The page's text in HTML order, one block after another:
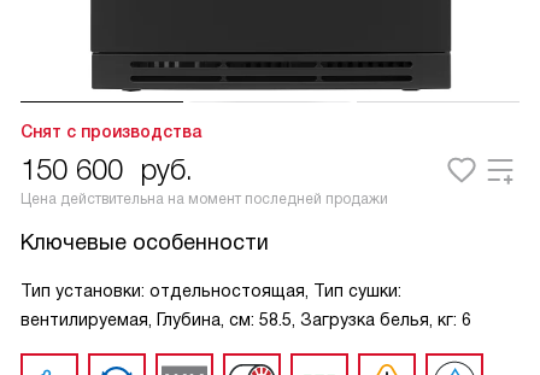
Снят с производства
150 600 руб.
Цена действительна на момент последней продажи
Ключевые особенности
Тип установки: отдельностоящая, Тип сушки:
вентилируемая, Глубина, см: 58.5, Загрузка белья, кг: 6